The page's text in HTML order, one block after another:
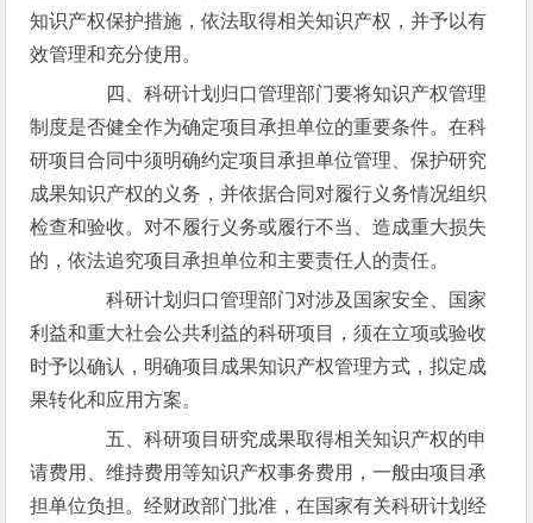
知识产权保护措施，依法取得相关知识产权，并予以有
效管理和充分使用。
四、科研计划归口管理部门要将知识产权管理
制度是否健全作为确定项目承担单位的重要条件。在科
研项目合同中须明确约定项目承担单位管理、保护研究
成果知识产权的义务，并依据合同对履行义务情况组织
检查和验收。对不履行义务或履行不当、造成重大损失
的，依法追究项目承担单位和主要责任人的责任。
科研计划归口管理部门对涉及国家安全、国家
利益和重大社会公共利益的科研项目，须在立项或验收
时予以确认，明确项目成果知识产权管理方式，拟定成
果转化和应用方案。
五、科研项目研究成果取得相关知识产权的申
请费用、维持费用等知识产权事务费用，一般由项目承
担单位负担。经财政部门批准，在国家有关科研计划经